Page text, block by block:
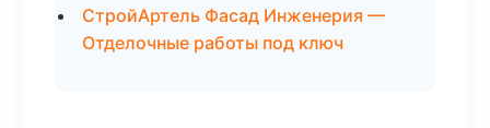
СтройАртель Фасад Инженерия —
Отделочные работы под ключ